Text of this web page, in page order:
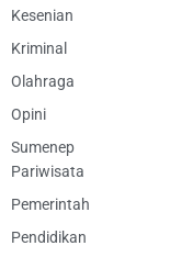
Kesenian
Kriminal
Olahraga
Opini
Sumenep
Pariwisata
Pemerintah
Pendidikan